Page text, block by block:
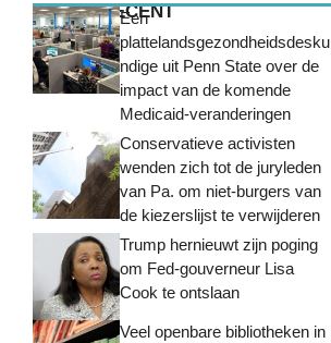
MEEST RECENT
Een
plattelandsgezondheidsdesku
ndige uit Penn State over de
impact van de komende
Medicaid-veranderingen
Conservatieve activisten
wenden zich tot de juryleden
van Pa. om niet-burgers van
de kiezerslijst te verwijderen
Trump hernieuwt zijn poging
om Fed-gouverneur Lisa
Cook te ontslaan
Veel openbare bibliotheken in